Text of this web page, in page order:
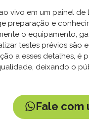
vivo em um painel
preparação e
o equipamento,
testes prévios são
a esses detalhes, é
deixando o
Fale com